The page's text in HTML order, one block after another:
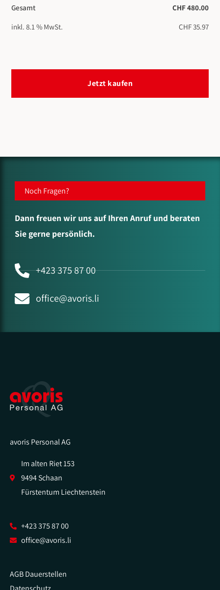
Gesamt
CHF480.00
inkl. 8.1 % MwSt.
CHF35.97
Jetzt kaufen
Noch Fragen?
Dann freuen wir uns auf Ihren Anruf und beraten
Sie gerne persönlich.
+423 375 87 00
office@avoris.li
avoris Personal AG
Im alten Riet 153
9494 Schaan
Fürstentum Liechtenstein
+423 375 87 00
office@avoris.li
AGB Dauerstellen